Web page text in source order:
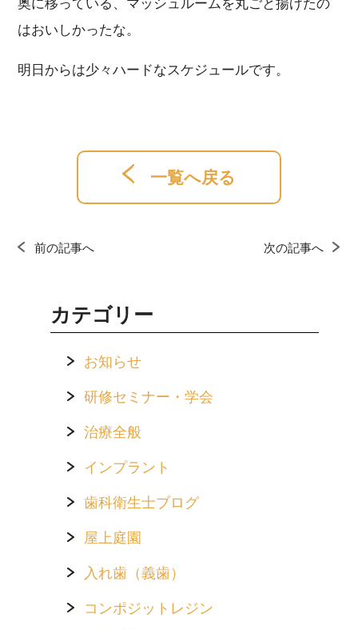
奥に移っている、マッシュルームを丸ごと揚げたの
はおいしかったな。
明日からは少々ハードなスケジュールです。
一覧へ戻る
前の記事へ 次の記事へ
カテゴリー
お知らせ
研修セミナー・学会
治療全般
インプラント
歯科衛生士ブログ
屋上庭園
入れ歯（義歯）
コンポジットレジン